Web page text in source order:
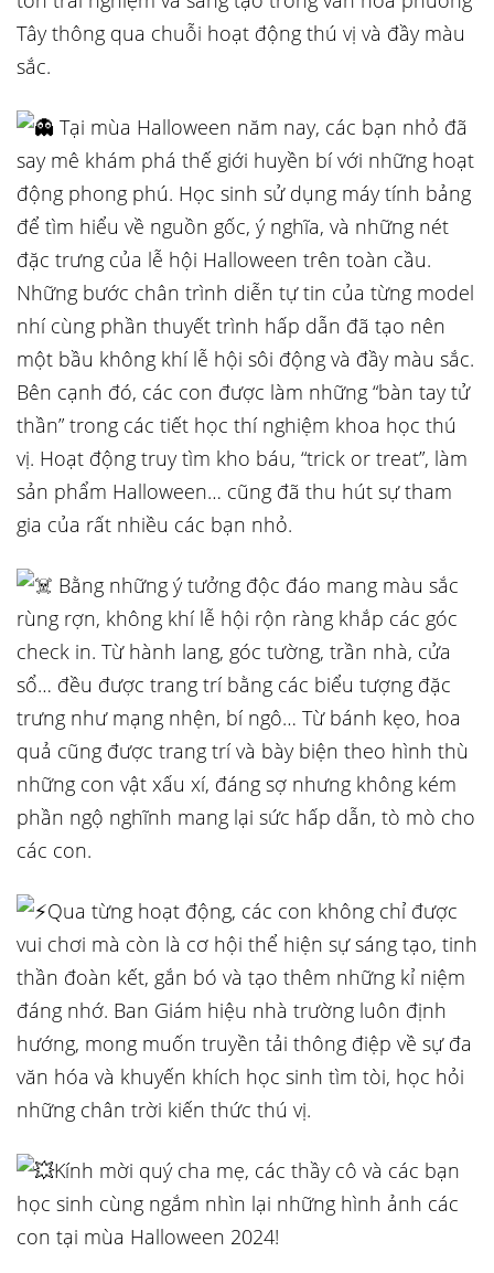
Tây thông qua chuỗi hoạt động thú vị và đầy màu
sắc.
Tại mùa Halloween năm nay, các bạn nhỏ đã
say mê khám phá thế giới huyền bí với những hoạt
động phong phú. Học sinh sử dụng máy tính bảng
để tìm hiểu về nguồn gốc, ý nghĩa, và những nét
đặc trưng của lễ hội Halloween trên toàn cầu.
Những bước chân trình diễn tự tin của từng model
nhí cùng phần thuyết trình hấp dẫn đã tạo nên
một bầu không khí lễ hội sôi động và đầy màu sắc.
Bên cạnh đó, các con được làm những “bàn tay tử
thần” trong các tiết học thí nghiệm khoa học thú
vị. Hoạt động truy tìm kho báu, “trick or treat”, làm
sản phẩm Halloween… cũng đã thu hút sự tham
gia của rất nhiều các bạn nhỏ.
Bằng những ý tưởng độc đáo mang màu sắc
rùng rợn, không khí lễ hội rộn ràng khắp các góc
check in. Từ hành lang, góc tường, trần nhà, cửa
sổ… đều được trang trí bằng các biểu tượng đặc
trưng như mạng nhện, bí ngô… Từ bánh kẹo, hoa
quả cũng được trang trí và bày biện theo hình thù
những con vật xấu xí, đáng sợ nhưng không kém
phần ngộ nghĩnh mang lại sức hấp dẫn, tò mò cho
các con.
Qua từng hoạt động, các con không chỉ được
vui chơi mà còn là cơ hội thể hiện sự sáng tạo, tinh
thần đoàn kết, gắn bó và tạo thêm những kỉ niệm
đáng nhớ. Ban Giám hiệu nhà trường luôn định
hướng, mong muốn truyền tải thông điệp về sự đa
văn hóa và khuyến khích học sinh tìm tòi, học hỏi
những chân trời kiến thức thú vị.
Kính mời quý cha mẹ, các thầy cô và các bạn
học sinh cùng ngắm nhìn lại những hình ảnh các
con tại mùa Halloween 2024!